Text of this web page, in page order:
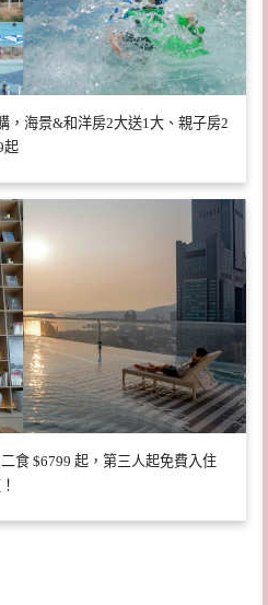
，海景&和洋房2大送1大、親子房2
起
食 $6799 起，第三人起免費入住